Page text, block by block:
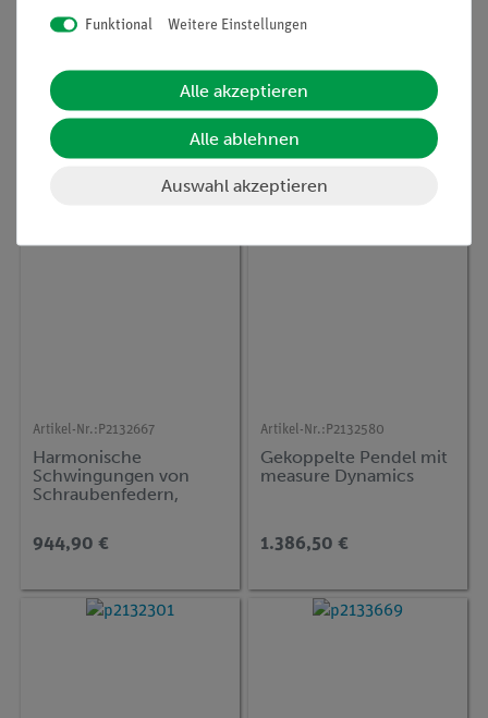
Artikel-Nr.:P2133500
Beugung von
Wasserwellen mit dem
Wasserwellengerät
2.336,00 €
Artikel-Nr.:
Cobra SMARTsense
(expert version)
2.339,80 €
Artikel-Nr.: P2132667
Harmonische
Schwingungen von
Schraubenfedern,
SMARTsense
944,90 €
Artikel-Nr.: P2132580
Gekoppelte Pendel mit
measure Dynamics
1.386,50 €
Funktional Weitere Einstellungen
Alle akzeptieren
Alle ablehnen
Auswahl akzeptieren